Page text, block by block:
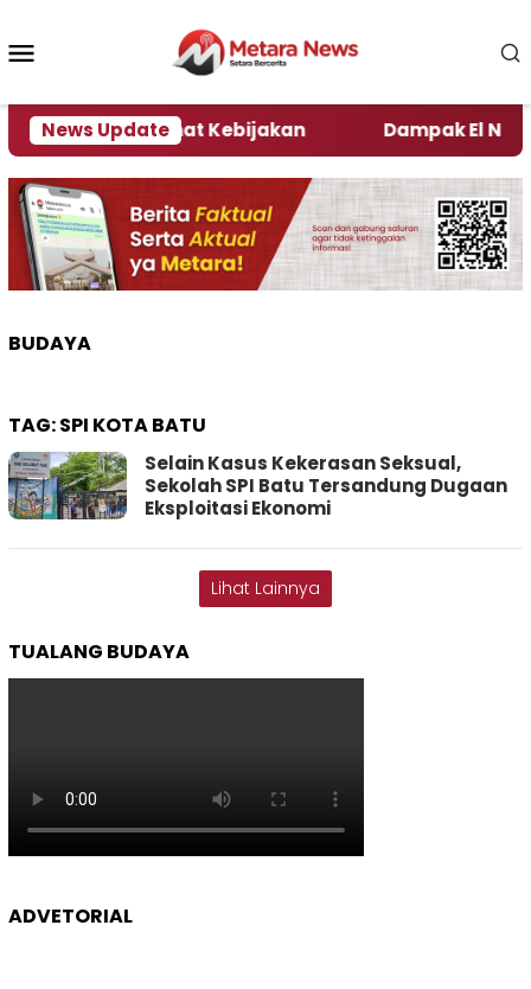
konten
News Update
Kata Pengamat Kebijakan Dampak El Nino,
BUDAYA
TAG:SPI KOTA BATU
Selain Kasus Kekerasan Seksual,
Sekolah SPI Batu Tersandung Dugaan
Eksploitasi Ekonomi
Lihat Lainnya
TUALANG BUDAYA
ADVETORIAL